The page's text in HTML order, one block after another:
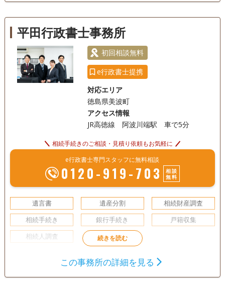
書士5名、土地家屋調査士2名が所属）と連携し、 相談者様の
お悩みに寄り添います。 相続のトラブルを抱える人や、生前
贈与・相続や遺言のことでお困りの方が専門家に相談しやす
いよう、初回の相談は無料です。60分から90分ほど時間をか
けてじっくり安心して話ができます。 ぜひお気軽にご相談く
相続人調査
任意後見
電話相談可 訪問可 土日相談可 初回相談無料
18時以降相談可 オンライン面談可 事務所面談可
平田行政書士事務所
初回相談無料
e行政書士提携
対応エリア
徳島県美波町
アクセス情報
JR高徳線 阿波川端駅 車で5分
相続手続きのご相談・見積り依頼もお気軽に
e行政書士専門スタッフに無料相談
0120-919-703
相談
無料
遺言書 遺産分割
相続財産調査
相続手続き
銀行手続き
戸籍収集
相続人調査
事務所面談可
この事務所の詳細を見る